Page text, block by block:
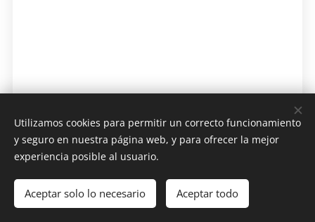
Cookies
Utilizamos cookies para permitir un correcto funcionamiento
y seguro en nuestra página web, y para ofrecer la mejor
experiencia posible al usuario.
Aceptar solo lo necesario Aceptar todo